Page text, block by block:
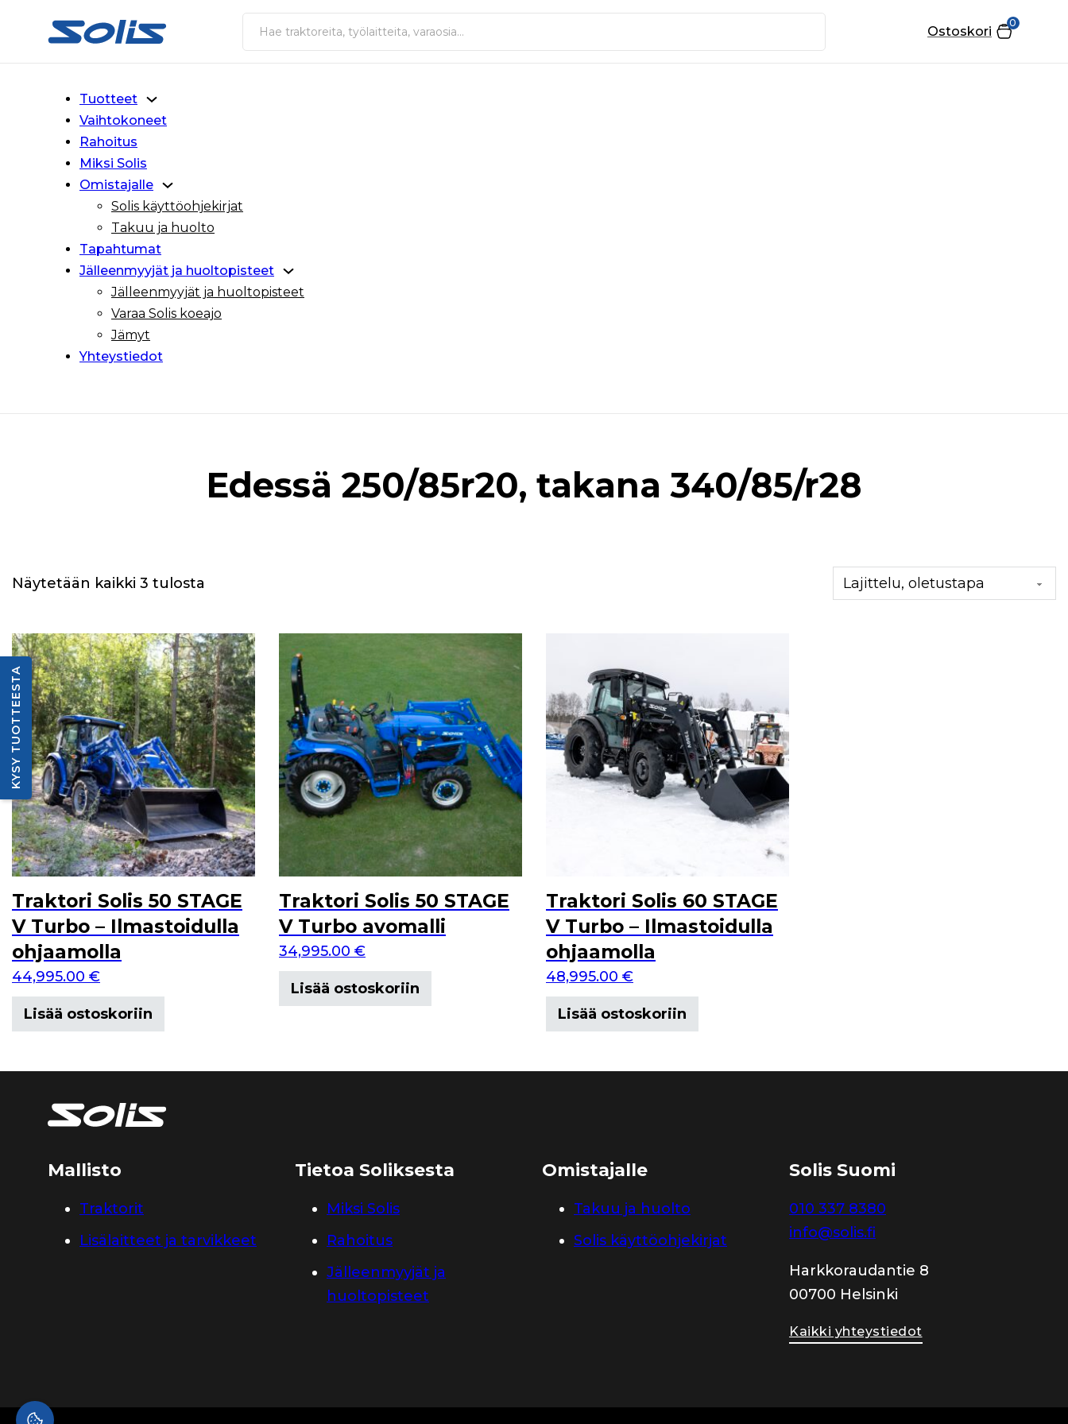
Siirry pääsisältöön
Siirry alatunnisteeseen
Haku
0
Ostoskori
Tuotteet
Vaihtokoneet
Rahoitus
Miksi Solis
Omistajalle
Solis käyttöohjekirjat
Takuu ja huolto
Tapahtumat
Jälleenmyyjät ja huoltopisteet
Jälleenmyyjät ja huoltopisteet
Varaa Solis koeajo
Jämyt
Yhteystiedot
Edessä 250/85r20, takana 340/85/r28
Näytetään kaikki 3 tulosta
Traktori Solis 50 STAGE
V Turbo – Ilmastoidulla
ohjaamolla
44,995.00 €
Lisää ostoskoriin
Traktori Solis 50 STAGE
V Turbo avomalli
34,995.00 €
Lisää ostoskoriin
Traktori Solis 60 STAGE
V Turbo – Ilmastoidulla
ohjaamolla
48,995.00 €
Lisää ostoskoriin
Mallisto
Traktorit
Lisälaitteet ja tarvikkeet
Tietoa Soliksesta
Miksi Solis
Rahoitus
Jälleenmyyjät ja
huoltopisteet
Omistajalle
Takuu ja huolto
Solis käyttöohjekirjat
Solis Suomi
010 337 8380
info@solis.fi
Harkkoraudantie 8
00700 Helsinki
Kaikki yhteystiedot
KYSY TUOTTEESTA